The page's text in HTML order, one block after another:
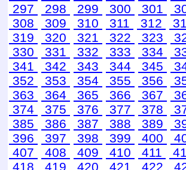
297
298 299 300 301
308
309 310 311 312
319
320 321 322 323
330
331 332 333 334
341
342 343 344 345
352
353 354 355 356
363
364 365 366 367
374
375 376 377 378
385
386 387 388 389
396
397 398 399 400
407
408 409 410 411
418
419 420 421 422